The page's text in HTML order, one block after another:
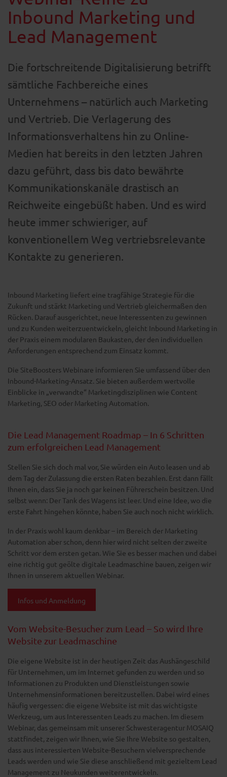
Inbound Marketing und
Lead Management
Die fortschreitende Digitalisierung betrifft
sämtliche Fachbereiche eines
Unternehmens – natürlich auch Marketing
und Vertrieb. Die Verlagerung des
Informationsverhaltens hin zu Online-
Medien hat bereits in den letzten Jahren
dazu geführt, dass bis dato bewährte
Kommunikationskanäle drastisch an
Reichweite eingebüßt haben. Und es wird
heute immer schwieriger, auf
konventionellem Weg vertriebsrelevante
Kontakte zu generieren.
Inbound Marketing liefert eine tragfähige Strategie für die
Zukunft und stärkt Marketing und Vertrieb gleichermaßen den
Rücken. Darauf ausgerichtet, neue Interessenten zu gewinnen
und zu Kunden weiterzuentwickeln, gleicht Inbound Marketing in
der Praxis einem modularen Baukasten, der den individuellen
Anforderungen entsprechend zum Einsatz kommt.
Die SiteBoosters Webinare informieren Sie umfassend über den
Inbound-Marketing-Ansatz. Sie bieten außerdem wertvolle
Einblicke in „verwandte“ Marketingdisziplinen wie Content
Marketing, SEO oder Marketing Automation.
Die Lead Management Roadmap – In 6 Schritten
zum erfolgreichen Lead Management
Stellen Sie sich doch mal vor, Sie würden ein Auto leasen und ab
dem Tag der Zulassung die ersten Raten bezahlen. Erst dann fällt
Ihnen ein, dass Sie ja noch gar keinen Führerschein besitzen. Und
selbst wenn: Der Tank des Wagens ist leer. Und eine Idee, wo die
erste Fahrt hingehen könnte, haben Sie auch noch nicht wirklich.
In der Praxis wohl kaum denkbar – im Bereich der Marketing
Automation aber schon, denn hier wird nicht selten der zweite
Schritt vor dem ersten getan. Wie Sie es besser machen und dabei
eine richtig gut geölte digitale Leadmaschine bauen, zeigen wir
Ihnen in unserem aktuellen Webinar.
Infos und Anmeldung
Vom Website-Besucher zum Lead – So wird Ihre
Website zur Leadmaschine
Die eigene Website ist in der heutigen Zeit das Aushängeschild
für Unternehmen, um im Internet gefunden zu werden und so
Informationen zu Produkten und Dienstleistungen sowie
Unternehmensinformationen bereitzustellen. Dabei wird eines
häufig vergessen: die eigene Website ist mit daswichtigste
Werkzeug, um aus Interessenten Leads zu machen. Im diesem
Webinar, das gemeinsam mit unserer Schwesteragentur MOSAIQ
stattfindet, zeigen wir Ihnen, wie Sie Ihre Website so gestalten,
dass aus interessierten Website-Besuchern vielversprechende
Leads werden und wie Sie diese anschließend mit gezieltem Lead
Management zu Neukunden weiterentwickeln.